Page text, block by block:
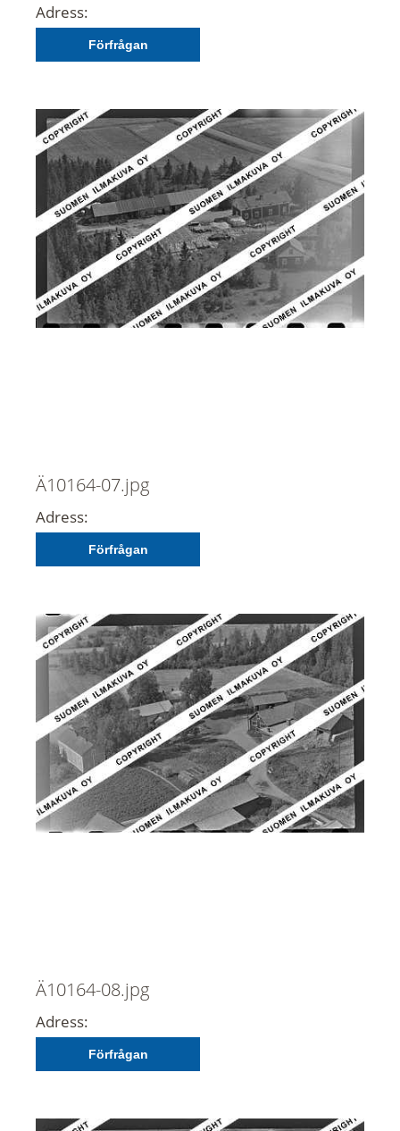
Adress:
Förfrågan
Ä10164-07.jpg
Adress:
Förfrågan
Ä10164-08.jpg
Adress:
Förfrågan